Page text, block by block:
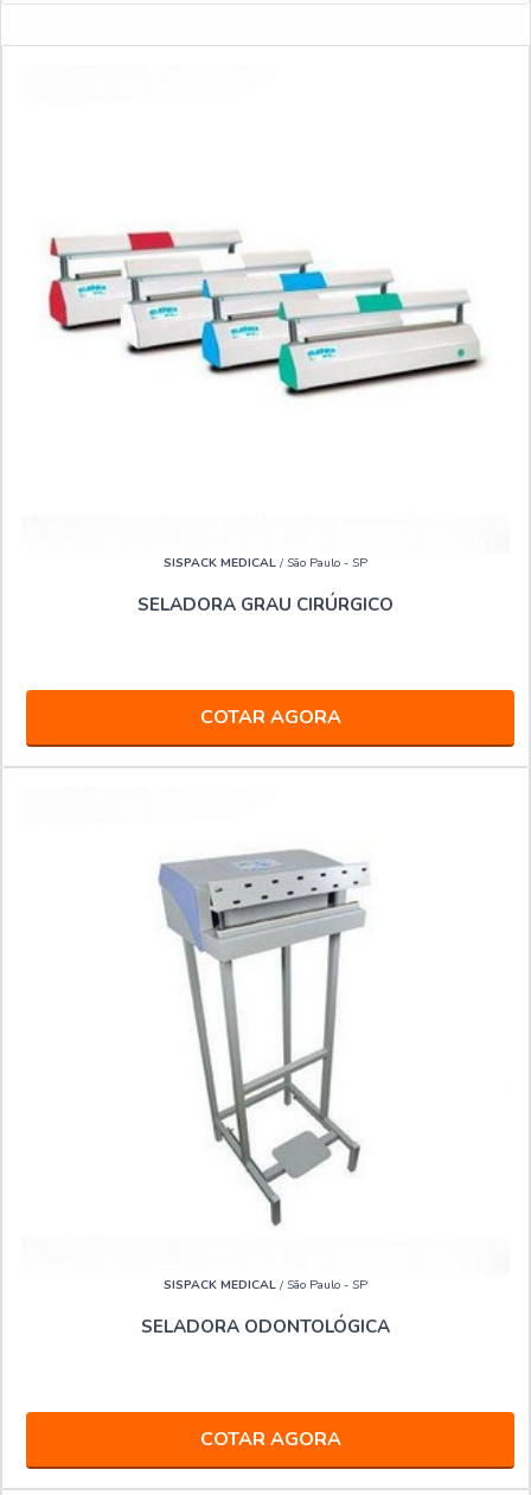
SISPACK MEDICAL / São Paulo - SP
SELADORA GRAU CIRÚRGICO
COTAR AGORA
SISPACK MEDICAL / São Paulo - SP
SELADORA ODONTOLÓGICA
COTAR AGORA